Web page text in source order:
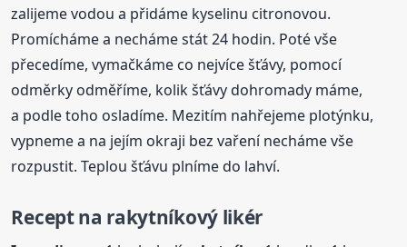
zalijeme vodou a přidáme kyselinu citronovou.
Promícháme a necháme stát 24 hodin. Poté vše
přecedíme, vymačkáme co nejvíce šťávy, pomocí
odměrky odměříme, kolik šťávy dohromady máme,
a podle toho osladíme. Mezitím nahřejeme plotýnku,
vypneme a na jejím okraji bez vaření necháme vše
rozpustit. Teplou šťávu plníme do lahví.
Recept na rakytníkový likér